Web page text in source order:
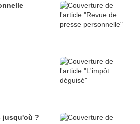
jusqu'où ?